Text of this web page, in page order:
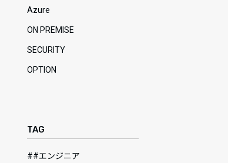
Azure
ON PREMISE
SECURITY
OPTION
TAG
#エンジニア